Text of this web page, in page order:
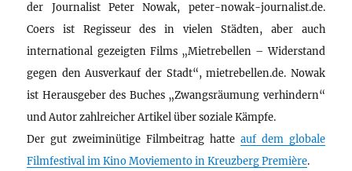
der Journalist Peter Nowak, peter-nowak-journalist.de.
Coers ist Regisseur des in vielen Städten, aber auch
international gezeigten Films „Mietrebellen – Widerstand
gegen den Ausverkauf der Stadt“, mietrebellen.de. Nowak
ist Herausgeber des Buches „Zwangsräumung verhindern“
und Autor zahlreicher Artikel über soziale Kämpfe.
Der gut zweiminütige Filmbeitrag hatte auf dem globale
Filmfestival im Kino Moviemento in Kreuzberg Première.